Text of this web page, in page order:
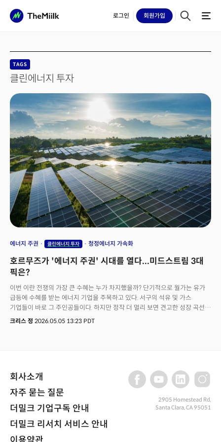
로그인 회원가입
TAGS
클린에너지 투자
에너지 주권 클린에너지 투자 청정에너지 가속화
호르무즈가 '에너지 주권' 시대를 열다...미드스트림 3대
픽은?
이번 이란 전쟁의 가장 큰 수혜는 누가 차지했을까? 단기적으로 월가는 유가
급등에 수혜를 받는 에너지 기업을 주목하고 있다. 서구의 석유 및 가스
기업들이 바로 그 주인공들이다. 하지만 정작 더 멀리 보면 견고한 성장 곡선을
그리고 있는 쪽은 그 반대편에 있는 재생에너지 진영이다. 이미 그 결과가
흐름을 단순히 가격 반사 작용으로 보기에는 더 복잡한 구조적 변화가 숨어
있다. 바로 전쟁이 노출한 것이 단순히 가격이 아니라 '에너지 주권의
부재'라는 구조적 취약성이었던 것이다.
크리스 정 2026.05.05 13:23 PDT
회사소개
자주 묻는 질문
더밀크 기업구독 안내
더밀크 리서치 서비스 안내
2905 Homestead Rd,
Santa Clara, CA 95051